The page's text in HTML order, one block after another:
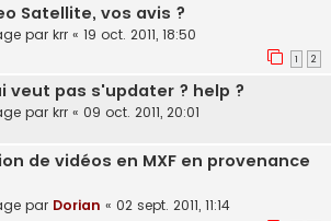
Satellite, vos avis ?
par krr « 19 oct. 2011, 18:50
1 2
veut pas s'updater ? help ?
par krr « 09 oct. 2011, 20:01
de vidéos en MXF en provenance
par Dorian « 02 sept. 2011, 11:14